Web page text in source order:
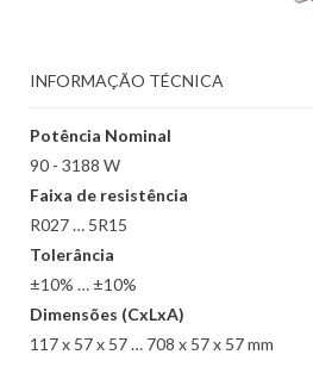
INFORMAÇÃO TÉCNICA
Potência Nominal
90 - 3188 W
Faixa de resistência
R027 … 5R15
Tolerância
±10% … ±10%
Dimensões (CxLxA)
117 x 57 x 57 … 708 x 57 x 57 mm